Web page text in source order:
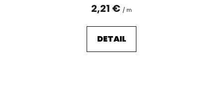
2,21 € / m
DETAIL